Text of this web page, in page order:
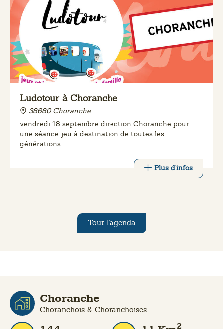
Ludotour à Choranche
38680 Choranche
vendredi 18 septembre direction Choranche pour
une séance jeu à destination de toutes les
générations.
Plus d'infos
Tout l'agenda
Choranche
Choranchois & Choranchoises
2